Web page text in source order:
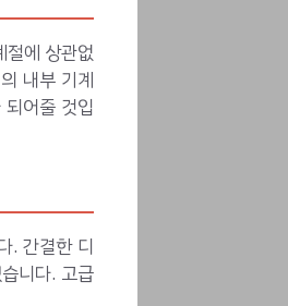
에 상관없
내부 기계
어줄 것입
. 간결한 디
니다. 고급